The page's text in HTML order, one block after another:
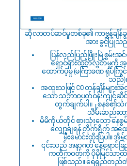
ဆိုလာတပ်ဆင်မှုတစ်ခု၏ ကာဗွန်ချိန်ခွ
အား ခွင့်ပြုသ
ပြန်လည်ပြည့်ဖြိုးမြဲ စွမ်းအ
ရှောင်ရှားထုတ်လွှတ်မှုကို အ
ထောက်ပံ့မှု (မကြာခဏ ရုပ်ကြွင်
သည်)
အထူးသဖြင့် CO တန်ချိန်မျ
သော သဘာဝပတ်ဝန်းကျင်ဆို
တွက်ချက်ပါ။၂စနစ်၏သ
သိမ်းဆည်းထ
မိမိကိုယ်တိုင် စားသုံးသော နေစွ
လျှော့ချရန် တိုက်ရိုက် အထ
မီးမောင်းထိုးပြပါ။ အိ
၎င်းသည် အနာဂတ် နေရော
ကတိကဝတ်ကို ပိုမိုမြင်သာထ
ဖြစ်သည်။ ရေရှည်တည်